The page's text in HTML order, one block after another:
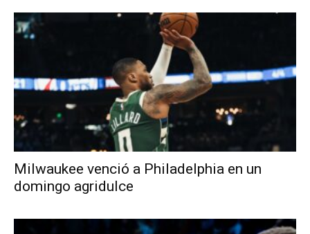
Milwaukee venció a Philadelphia en un
domingo agridulce